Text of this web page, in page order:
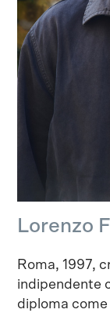
Lorenzo
Roma, 1997,
indipendente
diploma